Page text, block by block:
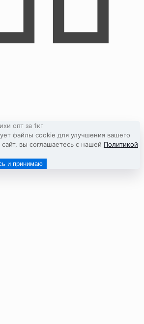
файлы cookie для улучшения вашего
вы соглашаетесь с нашей Политикой
и принимаю